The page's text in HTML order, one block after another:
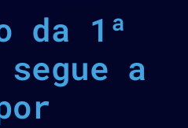
da 1ª
segue a